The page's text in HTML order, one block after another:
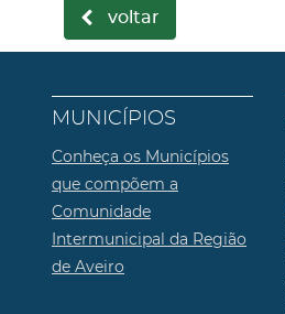
voltar
MUNICÍPIOS
Conheça os Municípios
que compõem a
Comunidade
Intermunicipal da Região
de Aveiro